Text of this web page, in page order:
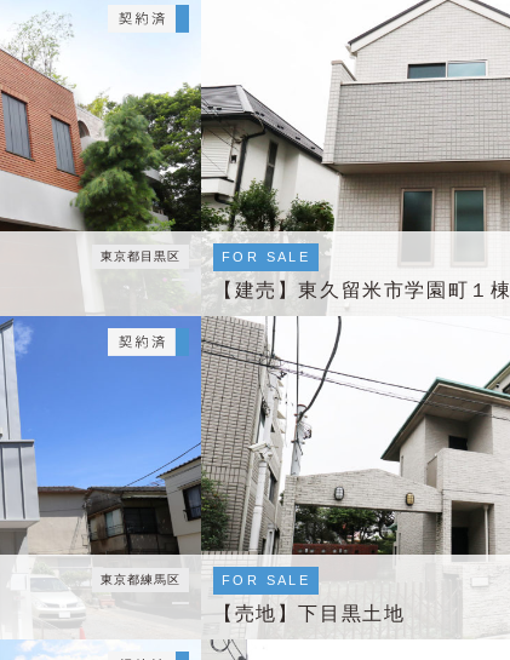
東京都目黒区 FOR SALE
【建売】東久留米市学園町１棟
東京都練馬区 FOR SALE
【売地】下目黒土地